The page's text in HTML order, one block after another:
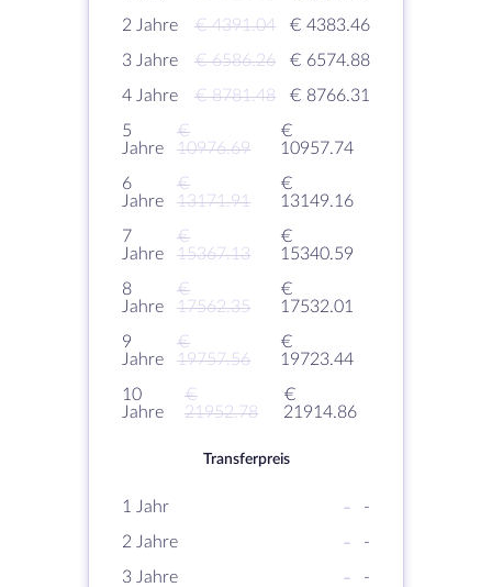
2 Jahre
€ 4391.04
€ 4383.46
3 Jahre
€ 6586.26
€ 6574.88
4 Jahre
€ 8781.48
€ 8766.31
5
Jahre
€
10976.69
€
10957.74
6
Jahre
€
13171.91
€
13149.16
7
Jahre
€
15367.13
€
15340.59
8
Jahre
€
17562.35
€
17532.01
9
Jahre
€
19757.56
€
19723.44
10
Jahre
€
21952.78
€
21914.86
Transferpreis
1 Jahr -
-
2 Jahre
-
-
3 Jahre
-
-